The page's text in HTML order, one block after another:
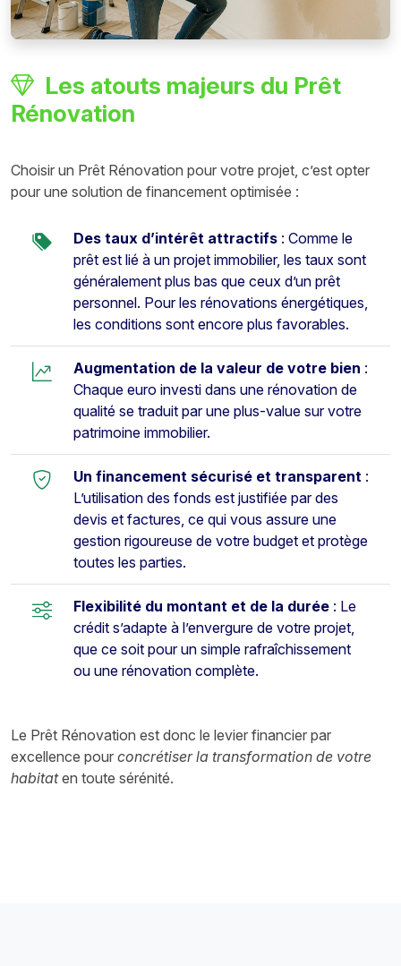
Les atouts majeurs du Prêt
Rénovation
Choisir un Prêt Rénovation pour votre projet, c’est opter
pour une solution de financement optimisée :
Des taux d’intérêt attractifs : Comme le
prêt est lié à un projet immobilier, les taux sont
généralement plus bas que ceux d’un prêt
personnel. Pour les rénovations énergétiques,
les conditions sont encore plus favorables.
Augmentation de la valeur de votre bien :
Chaque euro investi dans une rénovation de
qualité se traduit par une plus-value sur votre
patrimoine immobilier.
Un financement sécurisé et transparent :
L’utilisation des fonds est justifiée par des
devis et factures, ce qui vous assure une
gestion rigoureuse de votre budget et protège
toutes les parties.
Flexibilité du montant et de la durée : Le
crédit s’adapte à l’envergure de votre projet,
que ce soit pour un simple rafraîchissement
ou une rénovation complète.
Le Prêt Rénovation est donc le levier financier par
excellence pour concrétiser la transformation de votre
habitaten toute sérénité.